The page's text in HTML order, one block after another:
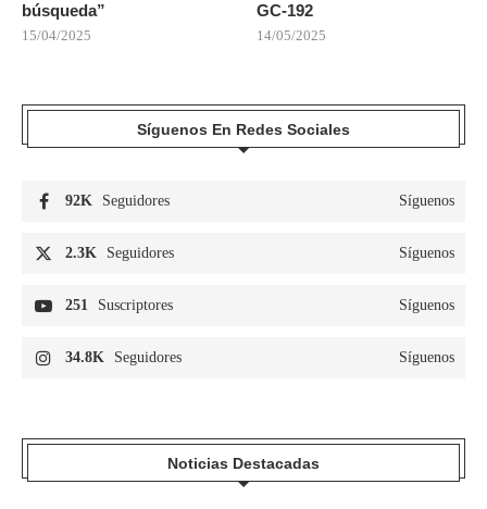
búsqueda”
15/04/2025
GC-192
14/05/2025
Síguenos En Redes Sociales
92K Seguidores Síguenos
2.3K Seguidores Síguenos
251 Suscriptores Síguenos
34.8K Seguidores Síguenos
Noticias Destacadas